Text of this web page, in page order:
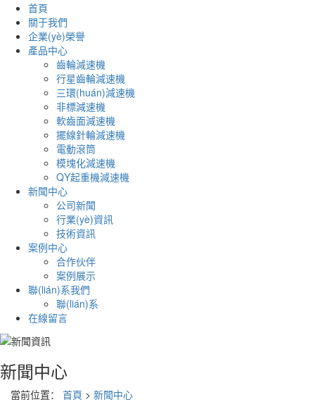
首頁
關于我們
企業(yè)榮譽
產品中心
齒輪減速機
行星齒輪減速機
三環(huán)減速機
非標減速機
軟齒面減速機
擺線針輪減速機
電動滾筒
模塊化減速機
QY起重機減速機
新聞中心
公司新聞
行業(yè)資訊
技術資訊
案例中心
合作伙伴
案例展示
聯(lián)系我們
聯(lián)系
在線留言
新聞中心
當前位置： 首頁 > 新聞中心